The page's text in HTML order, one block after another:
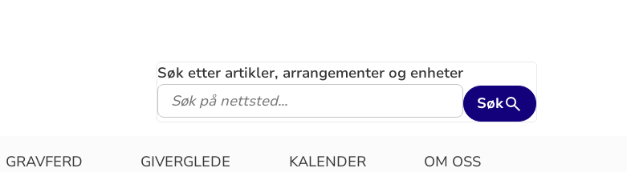
Søk etter artikler, arrangementer og enheter
Søk
GRAVFERD GIVERGLEDE KALENDER OM OSS